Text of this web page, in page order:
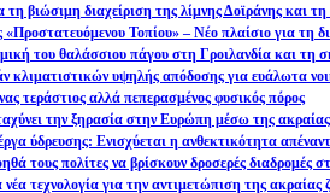
βιώσιμη διαχείριση της λίμνης Δοϊράνης και
Τοπίου» – Νέο πλαίσιο για τη
του θαλάσσιου πάγου στη Γροιλανδία και τη
κλιματιστικών υψηλής απόδοσης για ευάλωτα
τεράστιος αλλά πεπερασμένος φυσικός πόρος
την ξηρασία στην Ευρώπη μέσω της
ύδρευσης: Ενισχύεται η ανθεκτικότητα
τους πολίτες να βρίσκουν δροσερές διαδρομές
τεχνολογία για την αντιμετώπιση της ακραίας